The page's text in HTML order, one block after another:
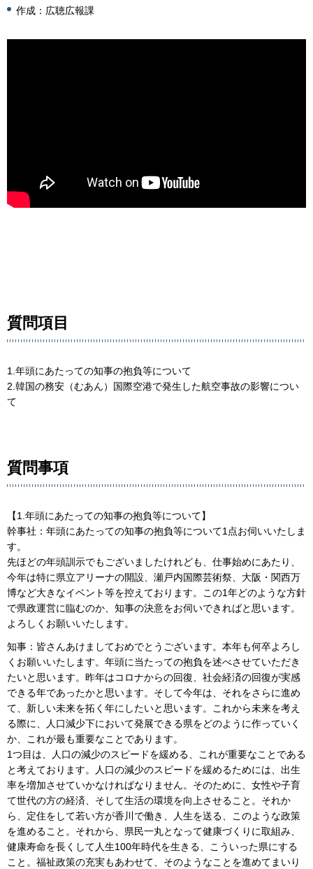
作成：広聴広報課
質問項目
1.年頭にあたっての知事の抱負等について
2.韓国の務安（むあん）国際空港で発生した航空事故の影響につい
て
質問事項
【1.年頭にあたっての知事の抱負等について】
幹事社：年頭にあたっての知事の抱負等について1点お伺いいたしま
す。
先ほどの年頭訓示でもございましたけれども、仕事始めにあたり、
今年は特に県立アリーナの開設、瀬戸内国際芸術祭、大阪・関西万
博など大きなイベント等を控えております。この1年どのような方針
で県政運営に臨むのか、知事の決意をお伺いできればと思います。
よろしくお願いいたします。
知事：皆さんあけましておめでとうございます。本年も何卒よろし
くお願いいたします。年頭に当たっての抱負を述べさせていただき
たいと思います。昨年はコロナからの回復、社会経済の回復が実感
できる年であったかと思います。そして今年は、それをさらに進め
て、新しい未来を拓く年にしたいと思います。これから未来を考え
る際に、人口減少下において発展できる県をどのように作っていく
か、これが最も重要なことであります。
1つ目は、人口の減少のスピードを緩める、これが重要なことである
と考えております。人口の減少のスピードを緩めるためには、出生
率を増加させていかなければなりません。そのために、女性や子育
て世代の方の経済、そして生活の環境を向上させること。それか
ら、定住をして若い方が香川で働き、人生を送る、このような政策
を進めること。それから、県民一丸となって健康づくりに取組み、
健康寿命を長くして人生100年時代を生きる、こういった県にする
こと。福祉政策の充実もあわせて、そのようなことを進めてまいり